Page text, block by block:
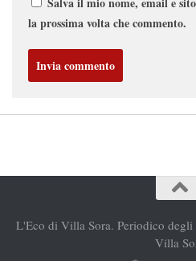
la prossima volta che commento.
L'Eco di Villa Sora. Periodico
Villa